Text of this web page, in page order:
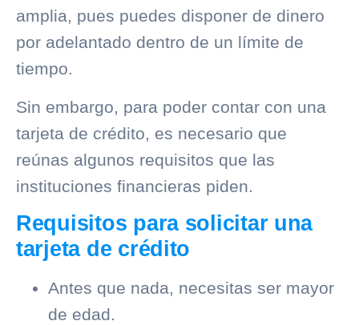
amplia, pues puedes disponer de dinero
por adelantado dentro de un límite de
tiempo.
Sin embargo, para poder contar con una
tarjeta de crédito, es necesario que
reúnas algunos requisitos que las
instituciones financieras piden.
Requisitos para solicitar una
tarjeta de crédito
Antes que nada, necesitas ser mayor
de edad.